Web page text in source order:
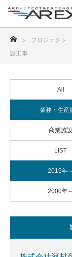
プロジェクト
設工事
All
業務・生産
商業施設
LIST
2015年～
2000年～